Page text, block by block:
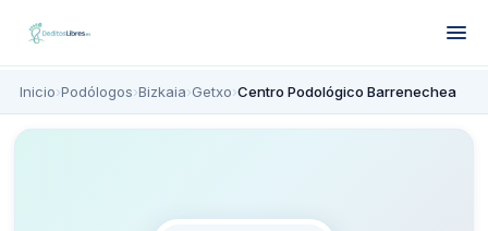
Inicio›Podólogos›Bizkaia›Getxo›Centro Podológico Barrenechea